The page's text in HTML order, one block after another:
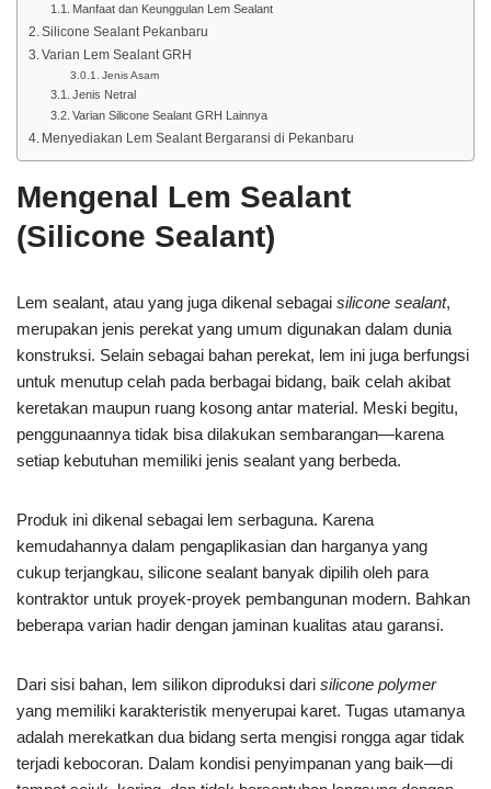
Manfaat dan Keunggulan Lem Sealant
Silicone Sealant Pekanbaru
Varian Lem Sealant GRH
Jenis Asam
Jenis Netral
Varian Silicone Sealant GRH Lainnya
Menyediakan Lem Sealant Bergaransi di Pekanbaru
Mengenal Lem Sealant
(Silicone Sealant)
Lem sealant, atau yang juga dikenal sebagai silicone sealant,
merupakan jenis perekat yang umum digunakan dalam dunia
konstruksi. Selain sebagai bahan perekat, lem ini juga berfungsi
untuk menutup celah pada berbagai bidang, baik celah akibat
keretakan maupun ruang kosong antar material. Meski begitu,
penggunaannya tidak bisa dilakukan sembarangan—karena
setiap kebutuhan memiliki jenis sealant yang berbeda.
Produk ini dikenal sebagai lem serbaguna. Karena
kemudahannya dalam pengaplikasian dan harganya yang
cukup terjangkau, silicone sealant banyak dipilih oleh para
kontraktor untuk proyek-proyek pembangunan modern. Bahkan
beberapa varian hadir dengan jaminan kualitas atau garansi.
Dari sisi bahan, lem silikon diproduksi dari silicone polymer
yang memiliki karakteristik menyerupai karet. Tugas utamanya
adalah merekatkan dua bidang serta mengisi rongga agar tidak
terjadi kebocoran. Dalam kondisi penyimpanan yang baik—di